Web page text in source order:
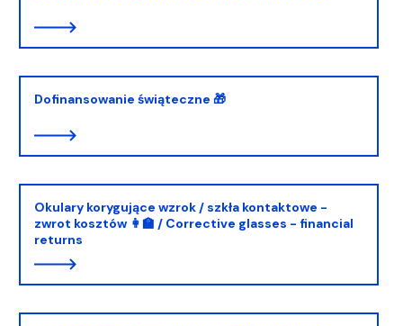
Dofinansowanie świąteczne 🎁
Okulary korygujące wzrok / szkła kontaktowe -
zwrot kosztów 👩‍🏫 / Corrective glasses - financial
returns